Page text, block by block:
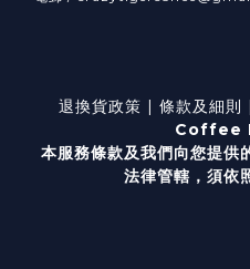
退換貨政策 | 條款及細
Coffee
本服務條款及我們向您提供
法律管轄， 須依